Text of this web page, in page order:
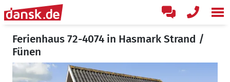
Ferienhaus 72-4074 in Hasmark Strand /
Fünen